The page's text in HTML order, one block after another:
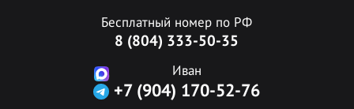
Бесплатный номер по РФ
8 (804) 333-50-35
Иван
+7 (904) 170-52-76